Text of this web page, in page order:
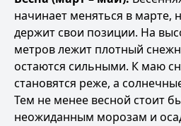
начинает меняться в марте,
держит свои позиции. На
метров лежит плотный
остаются сильными. К маю
становятся реже, а
Тем не менее весной стоит
неожиданным морозам и